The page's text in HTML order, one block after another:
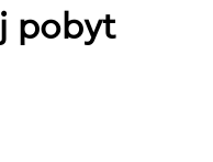
pobyt